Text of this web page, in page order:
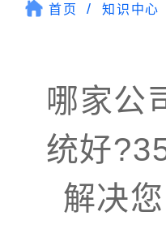
首页 知识中心
哪家公
统好
解决